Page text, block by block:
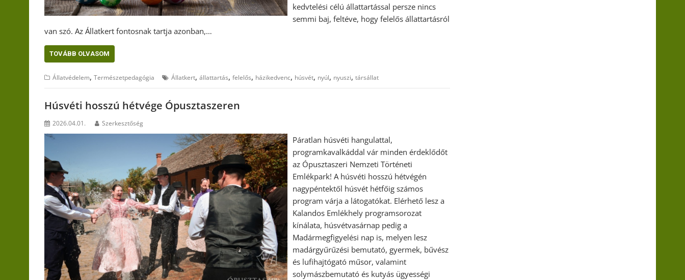
kedvtelési célú állattartással persze nincs
semmi baj, feltéve, hogy felelős állattartásról
van szó. Az Állatkert fontosnak tartja azonban,…
TOVÁBB OLVASOM
Állatvédelem, Természetpedagógia Állatkert, állattartás, felelős, házikedvenc, húsvét, nyúl, nyuszi, társállat
Húsvéti hosszú hétvége Ópusztaszeren
2026.04.01. Szerkesztőség
Páratlan húsvéti hangulattal,
programkavalkáddal vár minden érdeklődőt
az Ópusztaszeri Nemzeti Történeti
Emlékpark! A húsvéti hosszú hétvégén
nagypéntektől húsvét hétfőig számos
program várja a látogatókat. Elérhető lesz a
Kalandos Emlékhely programsorozat
kínálata, húsvétvasárnap pedig a
Madármegfigyelési nap is, melyen lesz
madárgyűrűzési bemutató, gyermek, bűvész
és lufihajtógató műsor, valamint
solymászbemutató és kutyás ügyességi